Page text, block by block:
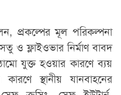
প্রকল্পের মূল পরিকল্পনা
ও ফ্লাইওভার নির্মাণ বাবদ
যুক্ত হওয়ার কারণে ব্যয়
স্থানীয় যানবাহনের